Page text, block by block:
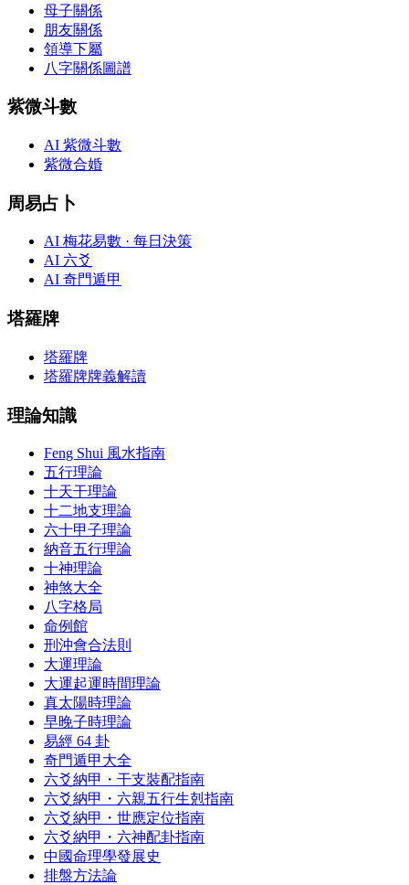
母子關係
朋友關係
領導下屬
八字關係圖譜
紫微斗數
AI 紫微斗數
紫微合婚
周易占卜
AI 梅花易數 · 每日決策
AI 六爻
AI 奇門遁甲
塔羅牌
塔羅牌
塔羅牌牌義解讀
理論知識
Feng Shui 風水指南
五行理論
十天干理論
十二地支理論
六十甲子理論
納音五行理論
十神理論
神煞大全
八字格局
命例館
刑沖會合法則
大運理論
大運起運時間理論
真太陽時理論
早晚子時理論
易經 64 卦
奇門遁甲大全
六爻納甲・干支裝配指南
六爻納甲・六親五行生剋指南
六爻納甲・世應定位指南
六爻納甲・六神配卦指南
中國命理學發展史
排盤方法論